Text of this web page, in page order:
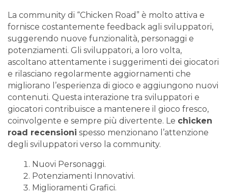
La community di “Chicken Road” è molto attiva e
fornisce costantemente feedback agli sviluppatori,
suggerendo nuove funzionalità, personaggi e
potenziamenti. Gli sviluppatori, a loro volta,
ascoltano attentamente i suggerimenti dei giocatori
e rilasciano regolarmente aggiornamenti che
migliorano l’esperienza di gioco e aggiungono nuovi
contenuti. Questa interazione tra sviluppatori e
giocatori contribuisce a mantenere il gioco fresco,
coinvolgente e sempre più divertente. Le chicken
road recensioni spesso menzionano l’attenzione
degli sviluppatori verso la community.
Nuovi Personaggi.
Potenziamenti Innovativi.
Miglioramenti Grafici.